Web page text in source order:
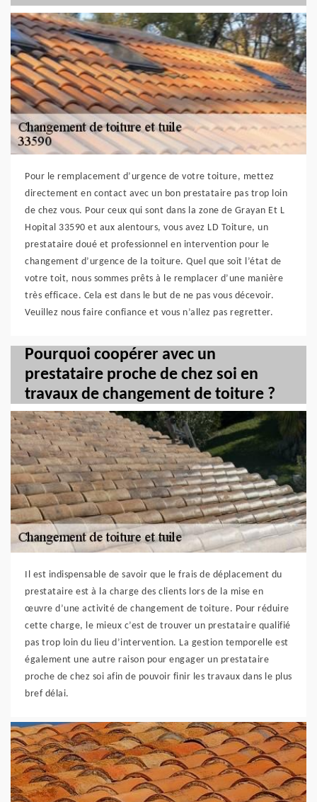
Pour le remplacement d’urgence de votre toiture, mettez
directement en contact avec un bon prestataire pas trop loin
de chez vous. Pour ceux qui sont dans la zone de Grayan Et L
Hopital 33590 et aux alentours, vous avez LD Toiture, un
prestataire doué et professionnel en intervention pour le
changement d’urgence de la toiture. Quel que soit l’état de
votre toit, nous sommes prêts à le remplacer d’une manière
très efficace. Cela est dans le but de ne pas vous décevoir.
Veuillez nous faire confiance et vous n’allez pas regretter.
Pourquoi coopérer avec un
prestataire proche de chez soi en
travaux de changement de toiture ?
Il est indispensable de savoir que le frais de déplacement du
prestataire est à la charge des clients lors de la mise en
œuvre d’une activité de changement de toiture. Pour réduire
cette charge, le mieux c’est de trouver un prestataire qualifié
pas trop loin du lieu d’intervention. La gestion temporelle est
également une autre raison pour engager un prestataire
proche de chez soi afin de pouvoir finir les travaux dans le plus
bref délai.